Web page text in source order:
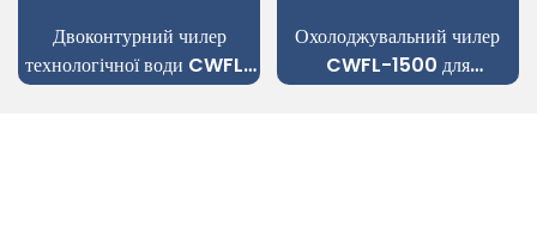
Двоконтурний чилер
технологічної води CWFL-
1000 для волоконної
Охолоджувальний чилер
CWFL-1500 для
волоконного лазерного